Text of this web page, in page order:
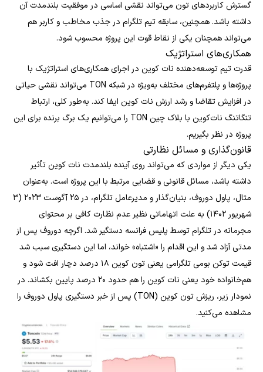
گسترش کاربردهای تون می‌تواند نقشی اساسی در موفقیت بلندمدت آن
داشته باشد. همچنین، سابقه تیم تلگرام در جذب مخاطب و کاربر هم
می‌تواند همچنان یکی از نقاط قوت این پروژه محسوب شود.
همکاری‌های استراتژیک
قدرت تیم توسعه‌دهنده نات کوین در اجرای همکاری‌های استراتژیک با
پروژه‌ها و پلتفرم‌های مختلف به‌ویژه در شبکه TON می‌تواند نقشی حیاتی
در افزایش تقاضا و رشد ارزش نات کوین ایفا کند. به‌طور کلی، ارتباط
تنگاتنگ نات‌کوین با بلاک چین TON را می‌توانیم یک برگ برنده برای این
پروژه در نظر بگیریم.
قانون‌گذاری و مسائل نظارتی
یکی دیگر از مواردی که می‌تواند روی آینده بلندمدت نات کوین تأثیر
داشته باشد، مسائل قانونی و قضایی مرتبط با این پروژه است. به‌عنوان
مثال، پاول دوروف، بنیان‌گذار و مدیرعامل تلگرام، در ۲۵ آگوست ۲۰۲۳ (۳
شهریور ۱۴۰۲) به علت اتهاماتی نظیر عدم نظارت کافی بر محتوای
مجرمانه در تلگرام توسط پلیس فرانسه دستگیر شد. اگرچه دوروف پس از
مدتی آزاد شد و این اقدام را «اشتباه» خواند، اما این دستگیری سبب شد
قیمت توکن بومی تلگرامی یعنی تون کوین ۱۸ درصد دچار افت شود و
هم‌خانواده خود یعنی نات کوین را هم حدود ۲۰ درصد پایین بکشاند. در
نمودار زیر، ریزش تون کوین (TON) پس از خبر دستگیری پاول دوروف را
مشاهده می‌کنید.